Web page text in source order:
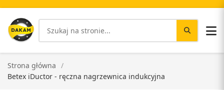
Strona główna
Betex iDuctor - ręczna nagrzewnica indukcyjna